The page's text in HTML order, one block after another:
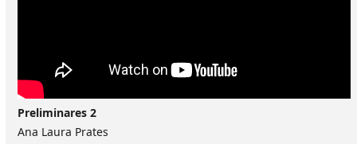
Preliminares 2
Ana Laura Prates